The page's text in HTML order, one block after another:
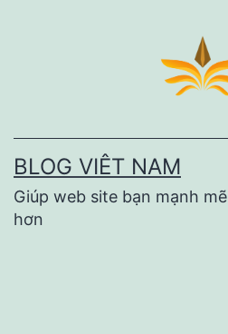
BLOG VIÊT NAM
Giúp web site bạn mạnh mẽ
hơn